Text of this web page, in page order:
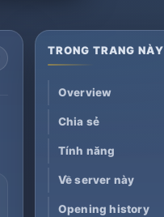
TRONG TRANG NÀY
Overview
Chia sẻ
Tính năng
Về server này
Opening history